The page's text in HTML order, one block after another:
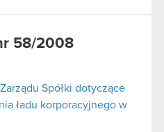
58/2008
Spółki dotyczące
ładu korporacyjnego w